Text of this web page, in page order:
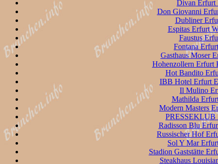
Divan Erfurt
Don Giovanni
Dubliner
Espitas Erfurt
Faustus
Fontana
Gasthaus Moser
Hohenzollern Erfurt
Hot Bandito
IBB Hotel Erfurt
Il Mulino
Mathilda
Modern Masters
PRESSEKLUB
Radisson Blu
Russischer Hof
Sol Y Mar
Stadion Gaststätte
Steakhaus